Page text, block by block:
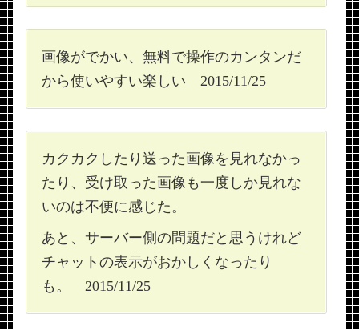
画像がでかい、無料で操作のカンタンだ
から使いやすい楽しい 2015/11/25
カクカクしたり送った画像を見れなかっ
たり、受け取った画像も一度しか見れな
いのは不便に感じた。
あと、サーバー側の問題だと思うけれど
チャットの表示がおかしくなったり
も。 2015/11/25